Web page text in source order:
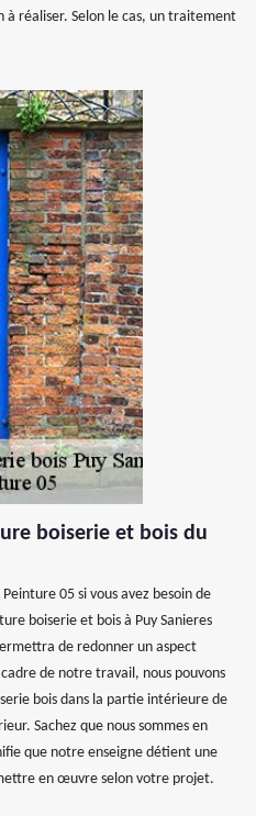
réaliser. Selon le cas, un traitement
boiserie et bois du
05 si vous avez besoin de
boiserie et bois à Puy Sanieres
de redonner un aspect
de notre travail, nous pouvons
bois dans la partie intérieure de
Sachez que nous sommes en
que notre enseigne détient une
en œuvre selon votre projet.